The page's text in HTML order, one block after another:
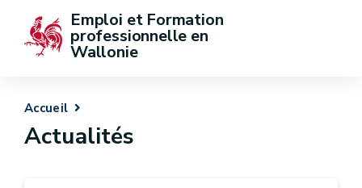
Emploi et Formation
professionnelle en
Wallonie
Accueil
Actualités